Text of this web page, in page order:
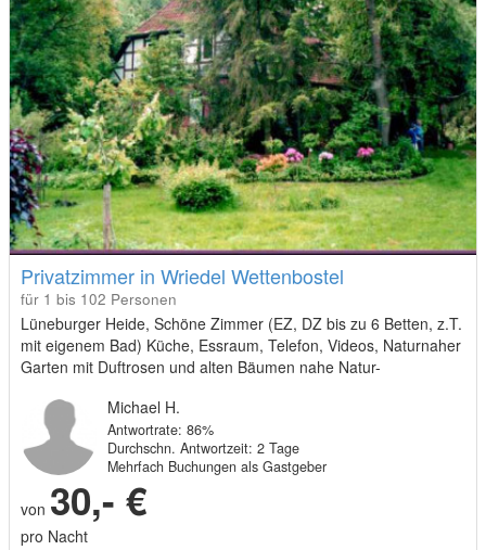
Privatzimmer in Wriedel Wettenbostel
für 1 bis 102 Personen
Lüneburger Heide, Schöne Zimmer (EZ, DZ bis zu 6 Betten, z.T.
mit eigenem Bad) Küche, Essraum, Telefon, Videos, Naturnaher
Garten mit Duftrosen und alten Bäumen nahe Natur-
Michael H.
Antwortrate: 86%
Durchschn. Antwortzeit: 2 Tage
Mehrfach Buchungen als Gastgeber
von 30,- €
pro Nacht